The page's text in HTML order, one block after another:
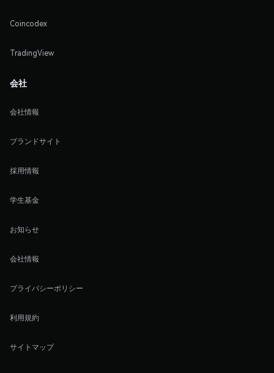
Coincodex
TradingView
会社
会社情報
ブランドサイト
採用情報
学生基金
お知らせ
会社情報
プライバシーポリシー
利用規約
サイトマップ